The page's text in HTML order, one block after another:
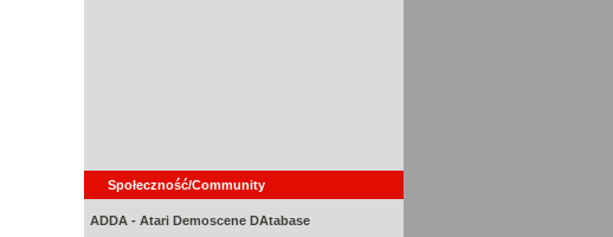
Społeczność/Community
ADDA - Atari Demoscene DAtabase